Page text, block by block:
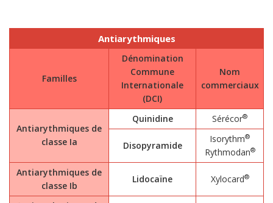
Antiarythmiques
Familles
Dénomination
Commune
Internationale
(DCI)
Nom
commerciaux
Antiarythmiques de
classe Ia
Quinidine Sérécor®
Disopyramide
Isorythm®
Rythmodan®
Antiarythmiques de
classe Ib
Lidocaïne Xylocard®